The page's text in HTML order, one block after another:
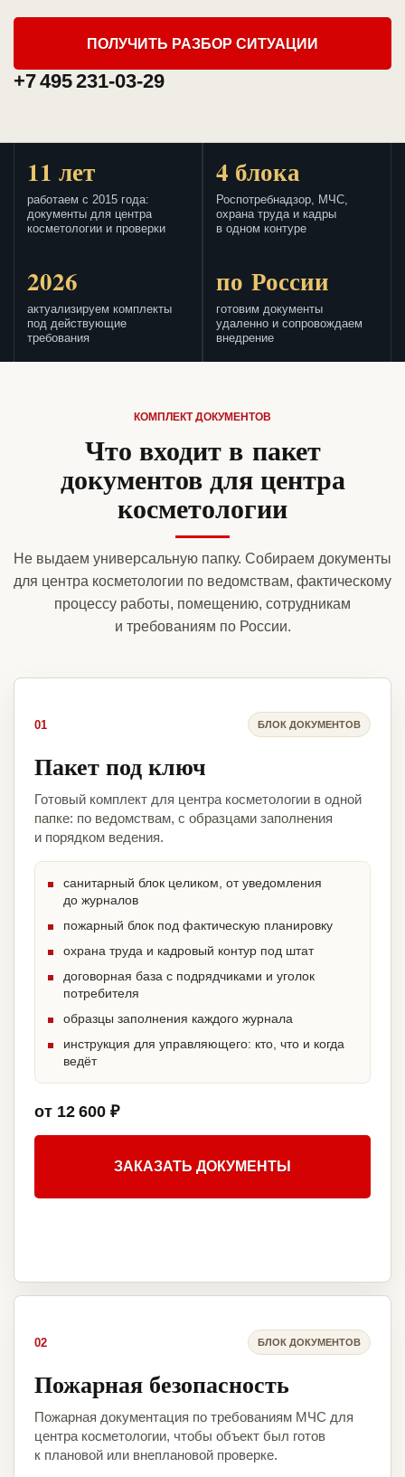
ПОЛУЧИТЬ РАЗБОР СИТУАЦИИ
+7 495 231-03-29
11 лет
работаем с 2015 года:
документы для центра
косметологии и проверки
4 блока
Роспотребнадзор, МЧС,
охрана труда и кадры
в одном контуре
2026
актуализируем комплекты
под действующие
требования
по России
готовим документы
удаленно и сопровождаем
внедрение
КОМПЛЕКТ ДОКУМЕНТОВ
Что входит в пакет
документов для центра
косметологии
Не выдаем универсальную папку. Собираем документы
для центра косметологии по ведомствам, фактическому
процессу работы, помещению, сотрудникам
и требованиям по России.
01 БЛОК ДОКУМЕНТОВ
Пакет под ключ
Готовый комплект для центра косметологии в одной
папке: по ведомствам, с образцами заполнения
и порядком ведения.
санитарный блок целиком, от уведомления
до журналов
пожарный блок под фактическую планировку
охрана труда и кадровый контур под штат
договорная база с подрядчиками и уголок
потребителя
образцы заполнения каждого журнала
инструкция для управляющего: кто, что и когда
ведёт
от 12 600 ₽
ЗАКАЗАТЬ ДОКУМЕНТЫ
02 БЛОК ДОКУМЕНТОВ
Пожарная безопасность
Пожарная документация по требованиям МЧС для
центра косметологии, чтобы объект был готов
к плановой или внеплановой проверке.